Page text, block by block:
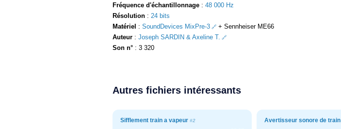
Fréquence d'échantillonnage : 48 000 Hz
Résolution : 24 bits
Matériel : SoundDevices MixPre-3
+ Sennheiser ME66
Auteur : Joseph SARDIN & Axeline T.
Son n° : 3 320
Autres fichiers intéressants
Sifflement train a vapeur #2 Avertisseur sonore de train